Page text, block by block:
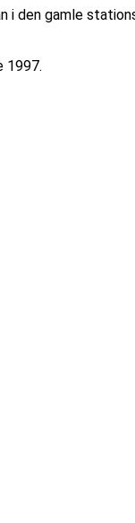
den gamle
1997.